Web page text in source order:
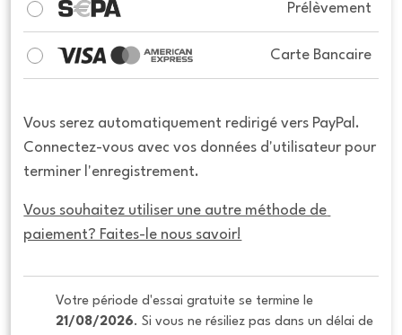
Prélèvement
Carte Bancaire
Vous serez automatiquement redirigé vers PayPal.
Connectez-vous avec vos données d'utilisateur pour
terminer l'enregistrement.
Vous souhaitez utiliser une autre méthode de
paiement? Faites-le nous savoir!
21/08/2026. Si vous ne résiliez pas dans un délai de